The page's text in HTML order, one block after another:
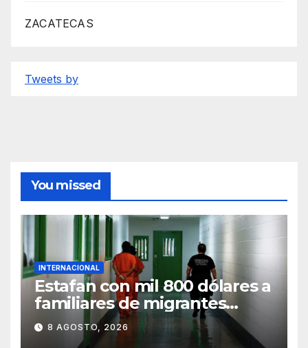
ZACATECAS
Tweets by
You missed
INTERNACIONAL
Estafan con mil 800 dólares a
familiares de migrantes
detenidos en Estados Unidos;
prometen liberarlos
8 AGOSTO, 2026